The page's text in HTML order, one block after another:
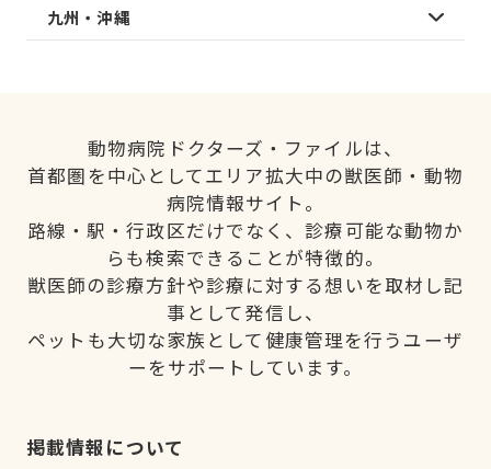
九州・沖縄
動物病院ドクターズ・ファイルは、
首都圏を中心としてエリア拡大中の獣医師・動物
病院情報サイト。
路線・駅・行政区だけでなく、診療可能な動物か
らも検索できることが特徴的。
獣医師の診療方針や診療に対する想いを取材し記
事として発信し、
ペットも大切な家族として健康管理を行うユーザ
ーをサポートしています。
掲載情報について